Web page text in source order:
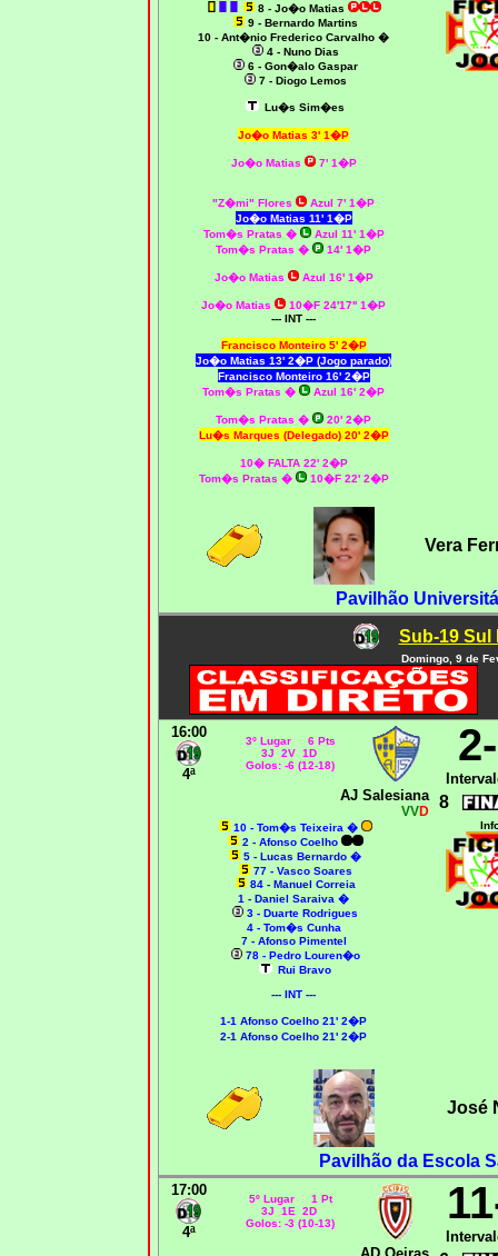
8 - Jo�o Matias
9 - Bernardo Martins
10 - Ant�nio Frederico Carvalho �
4 - Nuno Dias
6 - Gon�alo Gaspar
7 - Diogo Lemos
Lu�s Sim�es
Jo�o Matias 3' 1�P
Jo�o Matias 7' 1�P
"Z�mi" Flores
Azul 7' 1�P
Jo�o Matias 11' 1�P
Tom�s Pratas �
Azul 11' 1�P
Tom�s Pratas � 14' 1�P
Jo�o Matias Azul 16' 1�P
Jo�o Matias
10�F 24'17'' 1�P
--- INT ---
Francisco Monteiro 5' 2�P
Jo�o Matias 13' 2�P (Jogo parado)
Francisco Monteiro 16' 2�P
Tom�s Pratas � Azul 16' 2�P
Tom�s Pratas �
20' 2�P
Lu�s Marques (Delegado) 20' 2�P
10� FALTA 22' 2�P
Tom�s Pratas � 10�F 22' 2�P
Vera
Pavilhão
Sub-19 Sul
Domingo, 9 de
16:00
4ª
3º Lugar 6 Pts
3J 2V 1D
Golos: -6 (12-18)
AJ Salesiana
VVD 8
10 - Tom�s Teixeira �
2 - Afonso Coelho
5 - Lucas Bernardo �
77 - Vasco Soares
84 - Manuel Correia
1 - Daniel Saraiva �
3 - Duarte Rodrigues
4 - Tom�s Cunha
7 - Afonso Pimentel
78 - Pedro Louren�o
Rui Bravo
--- INT ---
1-1 Afonso Coelho 21' 2�P
2-1 Afonso Coelho 21' 2�P
José
Pavilhão da Escola
17:00
4ª
5º Lugar 1 Pt
3J 1E 2D
Golos: -3 (10-13)